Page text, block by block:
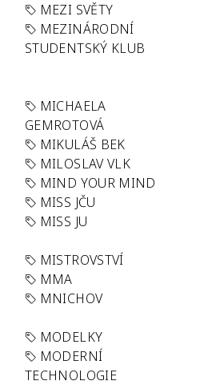
MEZI SVĚTY
MEZINÁRODNÍ
STUDENTSKÝ KLUB
MICHAELA
GEMROTOVÁ
MIKULÁŠ BEK
MILOSLAV VLK
MIND YOUR MIND
MISS JČU
MISS JU
MISTROVSTVÍ
MMA
MNICHOV
MODELKY
MODERNÍ
TECHNOLOGIE